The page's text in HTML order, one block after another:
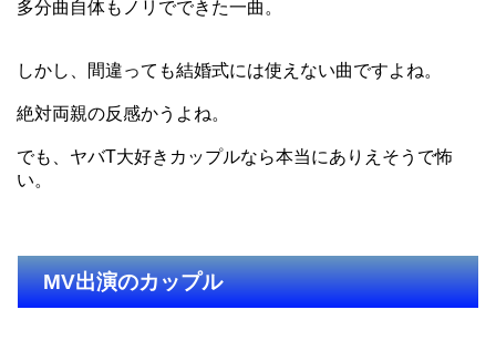
多分曲自体もノリでできた一曲。
しかし、間違っても結婚式には使えない曲ですよね。
絶対両親の反感かうよね。
でも、ヤバT大好きカップルなら本当にありえそうで怖
い。
MV出演のカップル